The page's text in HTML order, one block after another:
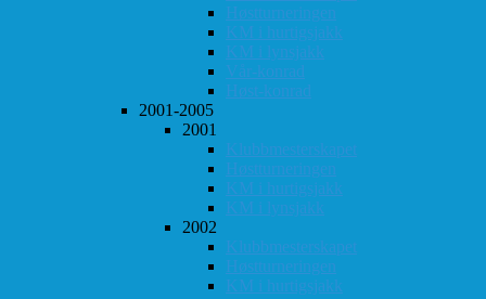
Høstturneringen
KM i hurtigsjakk
KM i lynsjakk
Vår-konrad
Høst-konrad
2001-2005
2001
Klubbmesterskapet
Høstturneringen
KM i hurtigsjakk
KM i lynsjakk
2002
Klubbmesterskapet
Høstturneringen
KM i hurtigsjakk